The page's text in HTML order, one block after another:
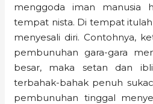
menggoda iman manusia
tempat nista. Di tempat
menyesali diri. Contohnya,
pembunuhan gara-gara
besar, maka setan dan
terbahak-bahak penuh
pembunuhan tinggal